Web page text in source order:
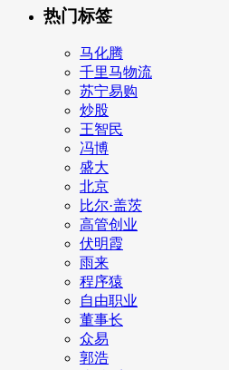
热门标签
马化腾
千里马物流
苏宁易购
炒股
王智民
冯博
盛大
北京
比尔·盖茨
高管创业
伏明霞
雨来
程序猿
自由职业
董事长
众易
郭浩